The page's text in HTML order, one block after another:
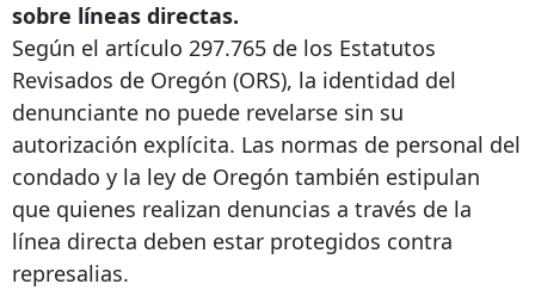
sobre líneas directas.
Según el artículo 297.765 de los Estatutos
Revisados ​​de Oregón (ORS), la identidad del
denunciante no puede revelarse sin su
autorización explícita. Las normas de personal del
condado y la ley de Oregón también estipulan
que quienes realizan denuncias a través de la
línea directa deben estar protegidos contra
represalias.